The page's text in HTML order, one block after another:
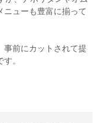
ニューも豊富に揃って
事前にカットされて提
。